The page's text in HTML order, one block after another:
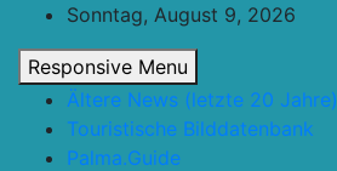
content
Sonntag, August 9, 2026
Responsive Menu
Ältere News (letzte 20 Jahre)
Touristische Bilddatenbank
Palma.Guide